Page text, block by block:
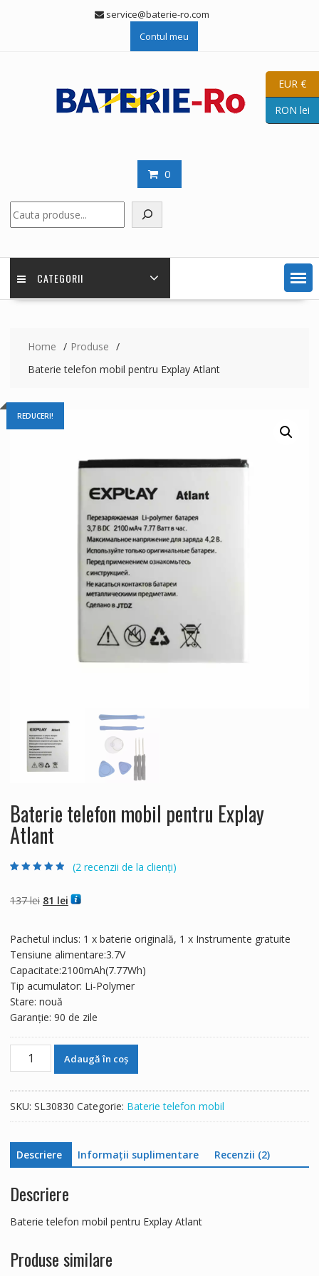
service@baterie-ro.com
Contul meu
0
CATEGORII
Home
Produse
Baterie telefon mobil pentru Explay Atlant
REDUCERI!
Baterie telefon mobil pentru Explay
Atlant
baza a
evaluări
de la clienți
(2 recenzii de la clienți)
137lei Prețul
fost:
137 lei.
81 leiPrețul
81 lei.
Pachetul inclus: 1 x baterie originală, 1 x Instrumente gratuite
Tensiune alimentare:3.7V
Capacitate:2100mAh(7.77Wh)
Tip acumulator: Li-Polymer
Stare: nouă
Garanție: 90 de zile
Cantitate
pentru
Atlant
Adaugă în coș
SKU: SL30830 Categorie: Baterie telefon mobil
Descriere Informații suplimentare Recenzii (2)
Descriere
Baterie telefon mobil pentru Explay Atlant
Produse similare
EUR €
RON lei